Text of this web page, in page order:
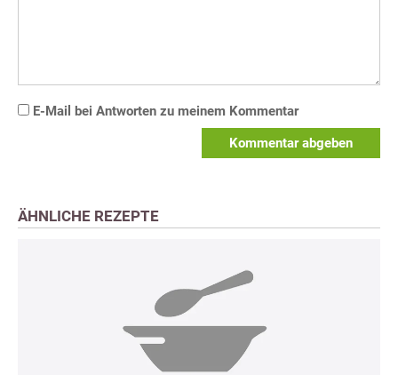
E-Mail bei Antworten zu meinem Kommentar
Kommentar abgeben
ÄHNLICHE REZEPTE